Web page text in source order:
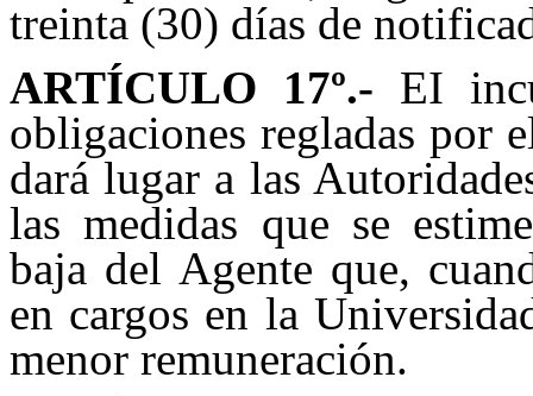
treinta (30) días de
ARTÍCULO 17º.- EI
obligaciones regladas por
dará lugar a las
las medidas que se
baja del Agente que,
en cargos en la
menor remuneración.